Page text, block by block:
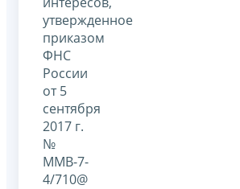
утвержденное
приказом
ФНС
России
от 5
сентября
2017 г.
№
ММВ-7-
4/710@